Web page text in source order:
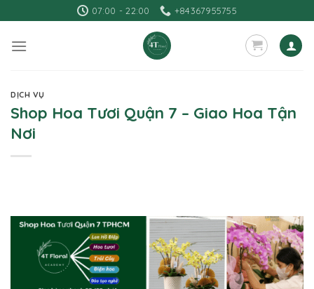
to
content
07:00 - 22:00 +84367955755
DỊCH VỤ
Shop Hoa Tươi Quận 7 – Giao Hoa Tận
Nơi